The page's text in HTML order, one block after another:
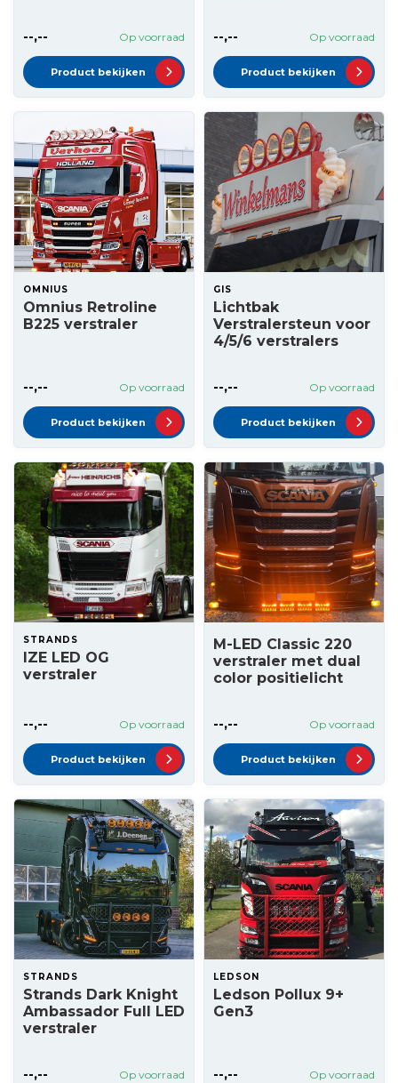
--,-- Op voorraad
Product bekijken
--,-- Op voorraad
Product bekijken
OMNIUS
Omnius Retroline
B225 verstraler
--,-- Op voorraad
Product bekijken
GIS
Lichtbak
Verstralersteun voor
4/5/6 verstralers
--,-- Op voorraad
Product bekijken
STRANDS
IZE LED OG
verstraler
--,-- Op voorraad
Product bekijken
M-LED Classic 220
verstraler met dual
color positielicht
--,-- Op voorraad
Product bekijken
STRANDS
Strands Dark Knight
Ambassador Full LED
verstraler
--,-- Op voorraad
LEDSON
Ledson Pollux 9+
Gen3
--,-- Op voorraad